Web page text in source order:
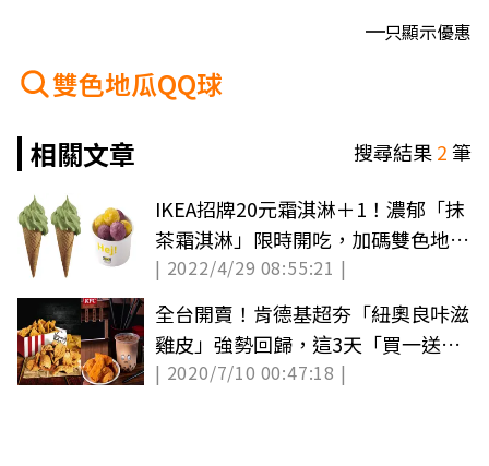
只顯示優惠
雙色地瓜QQ球
相關文章
搜尋結果2筆
IKEA招牌20元霜淇淋＋1！濃郁「抹
茶霜淇淋」限時開吃，加碼雙色地瓜
QQ球
| 2022/4/29 08:55:21 |
全台開賣！肯德基超夯「紐奧良咔滋
雞皮」強勢回歸，這3天「買一送
一」
| 2020/7/10 00:47:18 |